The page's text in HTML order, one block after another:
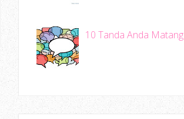
10 Tanda Anda Matang